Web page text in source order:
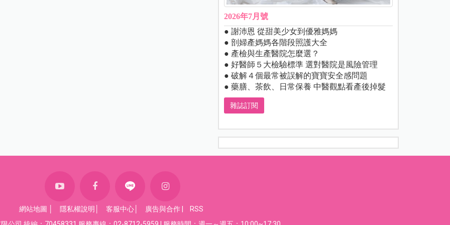
2026年7月號
● 謝沛恩 從甜美少女到優雅媽媽
● 剖婦產媽媽各階段照護大全
● 產檢與生產醫院怎麼選？
● 好醫師５大檢驗標準 選對醫院是風險管理
● 破解４個最常被誤解的寶寶安全感問題
● 藥膳、茶飲、日常保養 中醫觀點看產後掉髮
雜誌訂閱
網站地圖 隱私權說明 客服中心 廣告與合作
RSS